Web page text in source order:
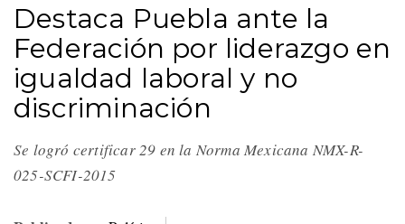
Destaca Puebla ante la
Federación por liderazgo en
igualdad laboral y no
discriminación
Se logró certificar 29 en la Norma Mexicana NMX-R-
025-SCFI-2015